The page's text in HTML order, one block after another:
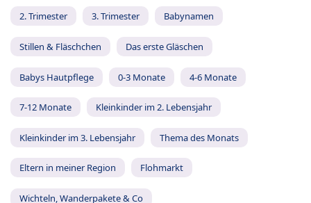
2. Trimester 3. Trimester Babynamen
Stillen & Fläschchen Das erste Gläschen
Babys Hautpflege 0-3 Monate 4-6 Monate
7-12 Monate Kleinkinder im 2. Lebensjahr
Kleinkinder im 3. Lebensjahr Thema des Monats
Eltern in meiner Region Flohmarkt
Wichteln, Wanderpakete & Co